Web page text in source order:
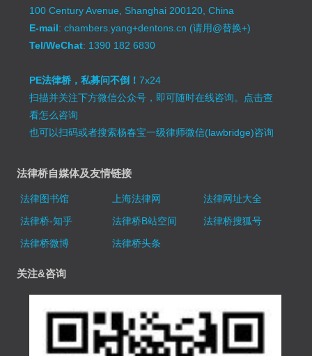
100 Century Avenue, Shanghai 200120, China
E-mail: chambers.yang+dentons.cn (请用@替换+)
Tel/WeChat: 1390 182 6830
PE法律桥，私募问不倒！7x24
扫描并关注下方微信公众号，即可随时在线咨询。 点击查
看怎么咨询
也可以扫码或者搜索杨春宝一级律师微信(lawbridge)咨询
法律桥自媒体及友情链接
法律图书馆 上海法律网
法律网址大全
法律桥-知乎
法律桥B站空间
法律桥搜狐号
法律桥微博
法律桥头条
关注&咨询